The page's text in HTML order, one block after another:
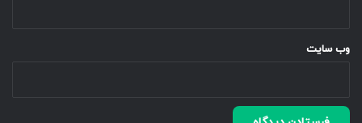
وب‌ سایت